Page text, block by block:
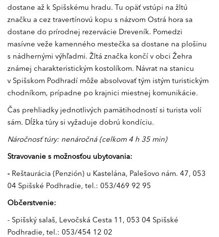
dostane až k Spišskému hradu. Tu opäť vstúpi na žltú
značku a cez travertínovú kopu s názvom Ostrá hora sa
dostane do prírodnej rezervácie Dreveník. Pomedzi
masívne veže kamenného mestečka sa dostane na plošinu
s nádhernými výhľadmi. Žltá značka končí v obci Žehra
známej charakteristickým kostolíkom. Návrat na stanicu
v Spišskom Podhradí môže absolvovať tým istým turistickým
chodníkom, prípadne po krajnici miestnej komunikácie.
Čas prehliadky jednotlivých pamätihodností si turista volí
sám. Dĺžka túry si vyžaduje dobrú kondíciu.
Náročnosť túry: nenáročná (celkom 4 h 35 min)
Stravovanie s možnosťou ubytovania:
- Reštaurácia (Penzión) u Kastelána, Palešovo nám. 47, 053
04 Spišské Podhradie, tel.: 053/469 92 95
Občerstvenie:
- Spišský salaš, Levočská Cesta 11, 053 04 Spišské
Podhradie, tel.: 053/454 12 02